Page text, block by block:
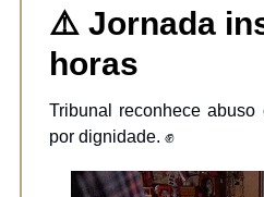
⚠️ Jornada
horas
Tribunal reconhece
por dignidade. ✊